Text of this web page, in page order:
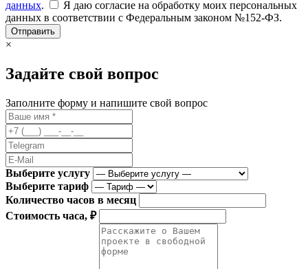
данных.
Я даю согласие на обработку моих персональных
данных в соответствии с Федеральным законом №152-ФЗ.
Отправить
×
Задайте свой вопрос
Заполните форму и напишите свой вопрос
Выберите услугу
Выберите тариф
Количество часов в месяц
Стоимость часа, ₽